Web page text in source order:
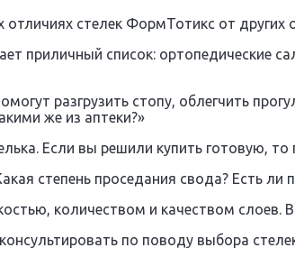
стелек ФормТотикс от других
приличный список: ортопедические
разгрузить стопу, облегчить
же из аптеки?»
Если вы решили купить готовую, то
степень проседания свода? Есть ли
количеством и качеством слоев.
по поводу выбора